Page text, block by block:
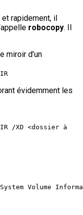
rapidement, il
robocopy. Il
miroir d’un
évidemment les
/XD <dossier à
Volume